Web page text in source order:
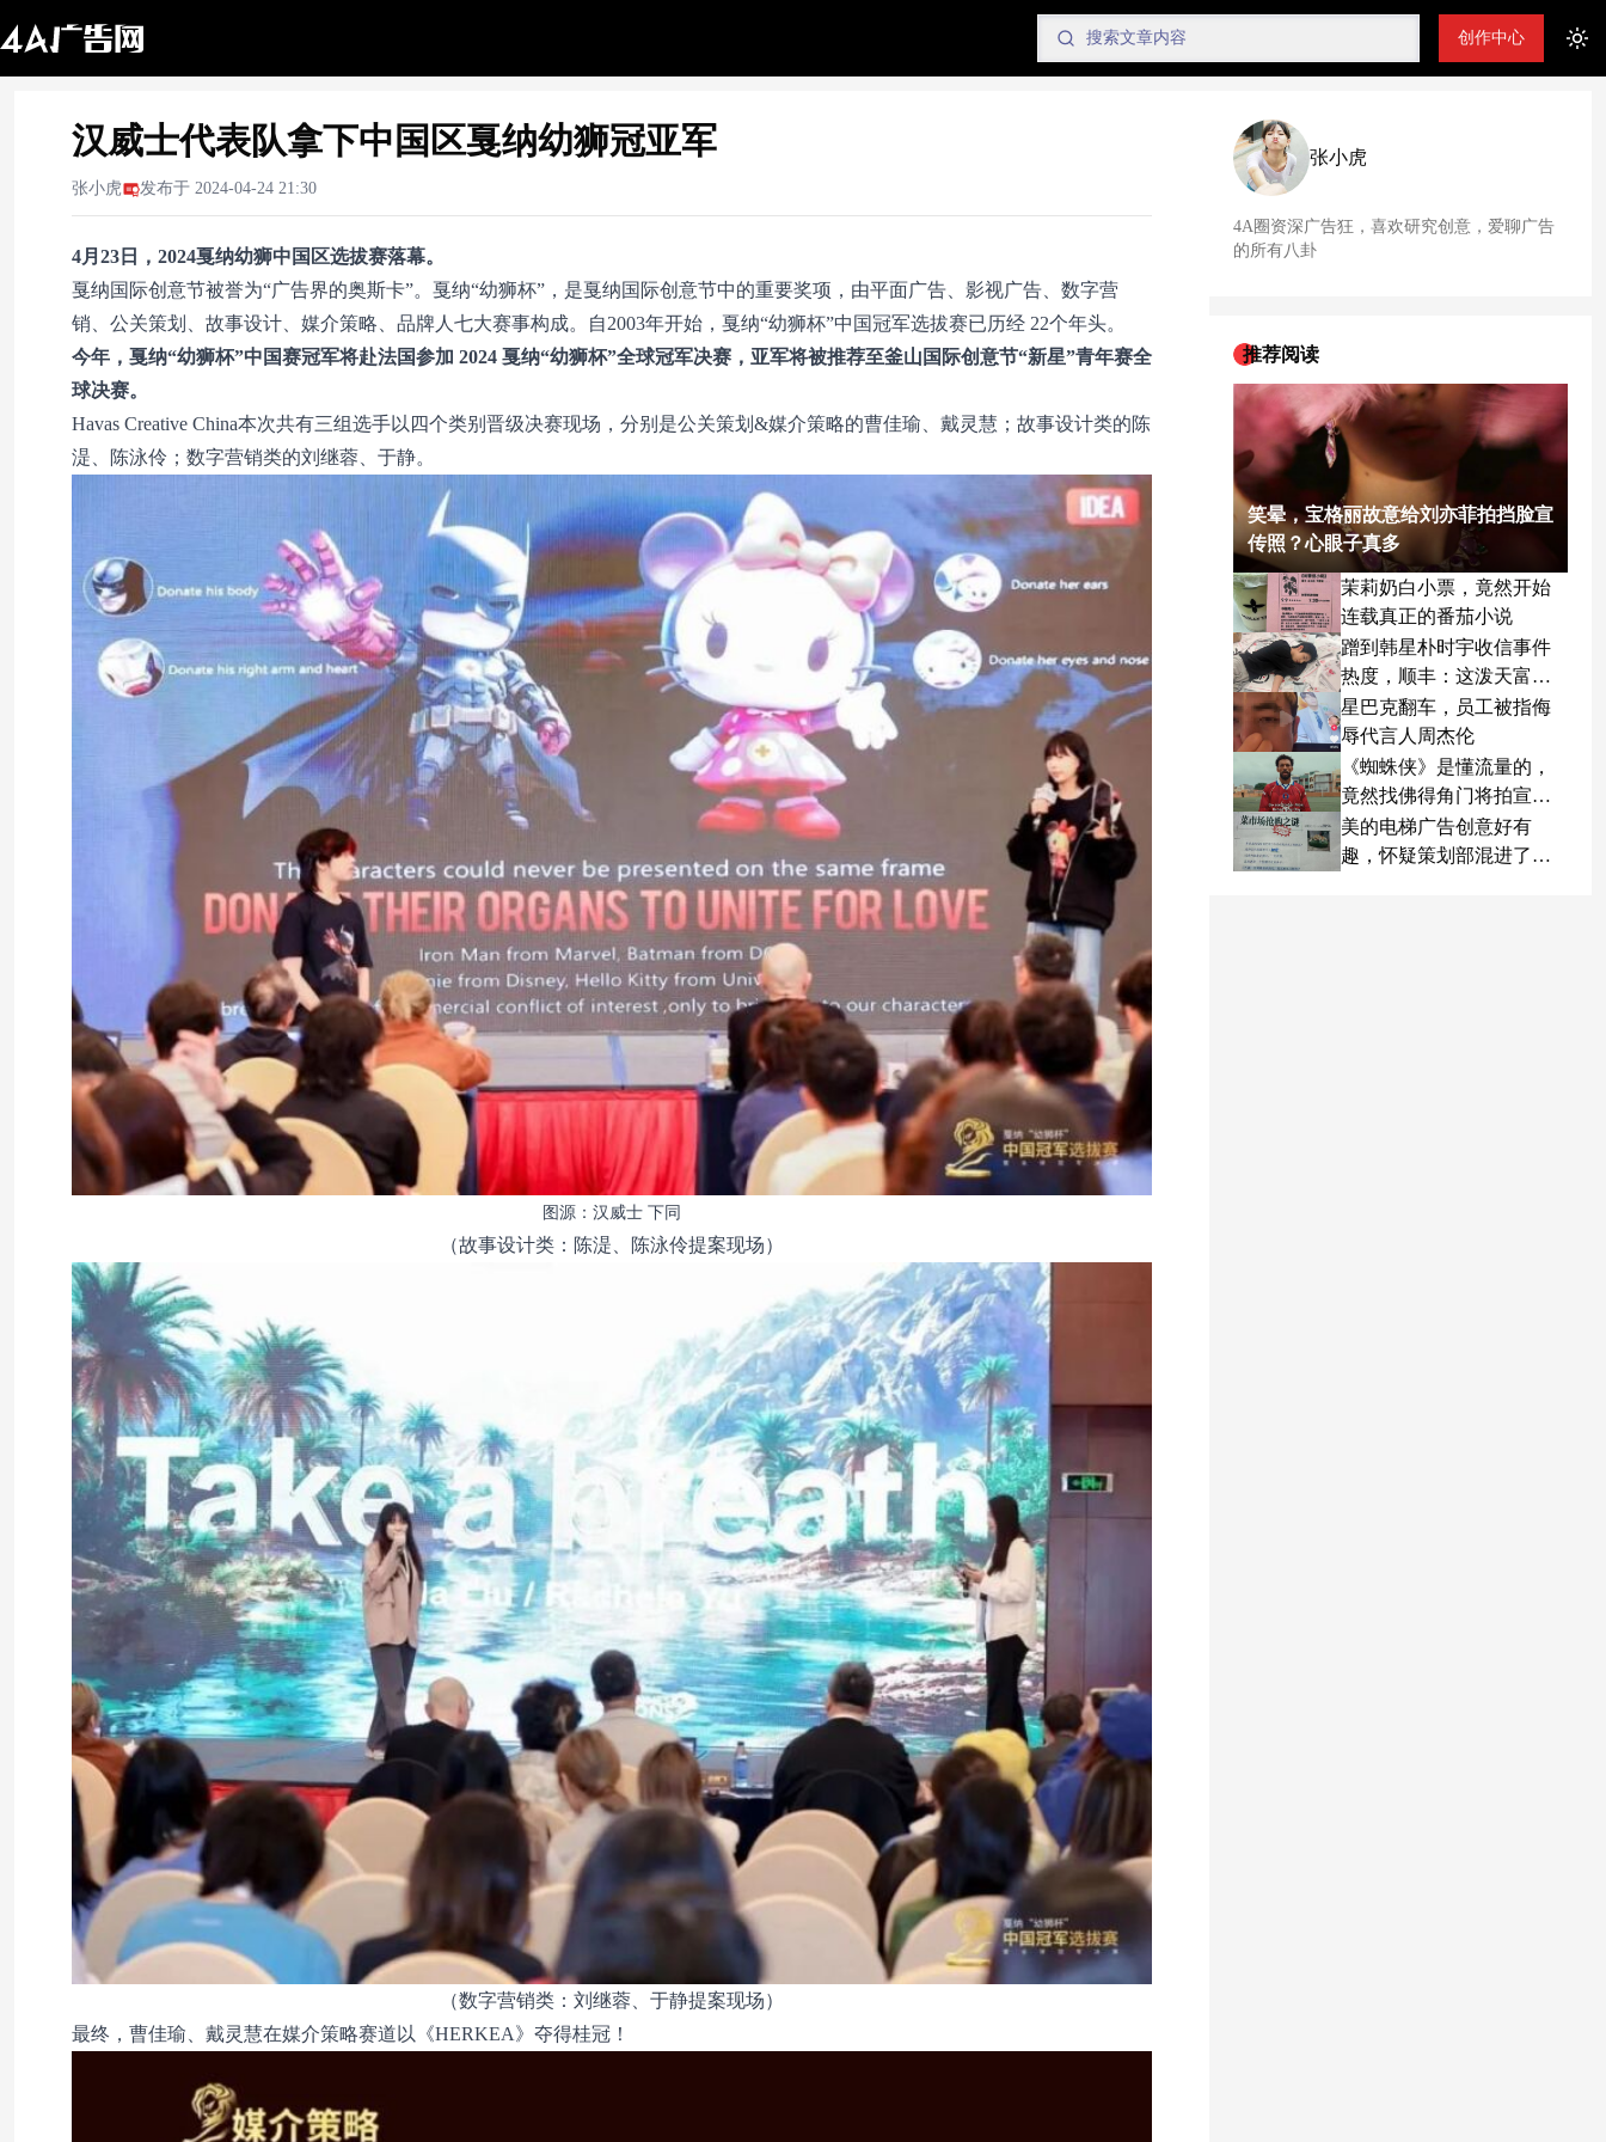
创作中心
汉威士代表队拿下中国区戛纳幼狮冠亚军
张小虎 发布于 2024-04-24 21:30
4月23日，2024戛纳幼狮中国区选拔赛落幕。
戛纳国际创意节被誉为“广告界的奥斯卡”。戛纳“幼狮杯”，是戛纳国际创意节中的重要奖项，由平面广告、影视广告、数字营
销、公关策划、故事设计、媒介策略、品牌人七大赛事构成。自2003年开始，戛纳“幼狮杯”中国冠军选拔赛已历经 22个年头。
今年，戛纳“幼狮杯”中国赛冠军将赴法国参加 2024 戛纳“幼狮杯”全球冠军决赛，亚军将被推荐至釜山国际创意节“新星”青年赛全
球决赛。
Havas Creative China本次共有三组选手以四个类别晋级决赛现场，分别是公关策划&媒介策略的曹佳瑜、戴灵慧；故事设计类的陈
湜、陈泳伶；数字营销类的刘继蓉、于静。
图源：汉威士 下同
（故事设计类：陈湜、陈泳伶提案现场）
（数字营销类：刘继蓉、于静提案现场）
最终，曹佳瑜、戴灵慧在媒介策略赛道以《HERKEA》夺得桂冠！
张小虎
4A圈资深广告狂，喜欢研究创意，爱聊广告
的所有八卦
推荐阅读
笑晕，宝格丽故意给刘亦菲拍挡脸宣
传照？心眼子真多
茉莉奶白小票，竟然开始
连载真正的番茄小说
蹭到韩星朴时宇收信事件
热度，顺丰：这泼天富贵
终于轮到我了
星巴克翻车，员工被指侮
辱代言人周杰伦
《蜘蛛侠》是懂流量的，
竟然找佛得角门将拍宣传
片
美的电梯广告创意好有
趣，怀疑策划部混进了天